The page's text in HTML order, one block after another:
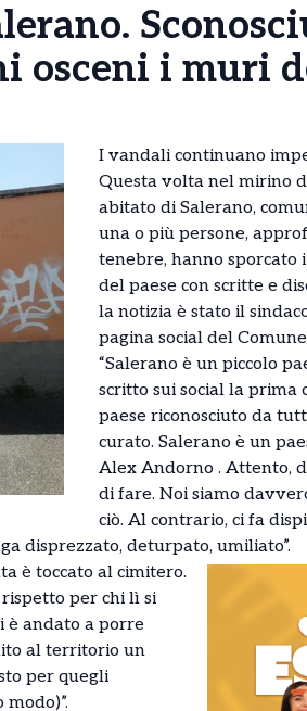
osceni i muri
I vandali continuano
Questa volta nel mirino
abitato di Salerano,
una o più persone,
tenebre, hanno
del paese con scritte e
la notizia è stato il
pagina social del
“Salerano è un piccolo
scritto sui social la prima
paese riconosciuto da
curato. Salerano è un
Alex Andorno . Attento,
di fare. Noi siamo
ciò. Al contrario, ci fa
disprezzato, deturpato, umiliato”.
è toccato al cimitero.
per chi lì si
è andato a porre
al territorio un
per quegli